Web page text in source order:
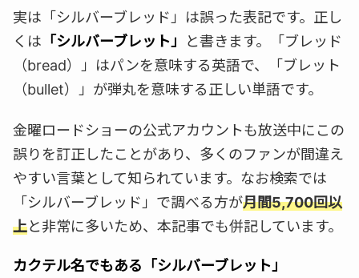
実は「シルバーブレッド」は誤った表記です。正し
くは 「シルバーブレット」
と書きます。「ブレッド
（bread）」はパンを意味する英語で、「ブレット
（bullet）」が弾丸を意味する正しい単語です。
金曜ロードショーの公式アカウントも放送中にこの
誤りを訂正したことがあり、多くのファンが間違え
やすい言葉として知られています。なお検索では
「シルバーブレッド」で調べる方が月間5,700回以
上と非常に多いため、本記事でも併記しています。
カクテル名でもある「シルバーブレット」